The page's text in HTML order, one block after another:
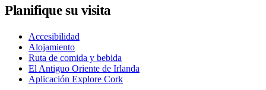
Planifique su visita
Accesibilidad
Alojamiento
Ruta de comida y bebida
El Antiguo Oriente de Irlanda
Aplicación Explore Cork